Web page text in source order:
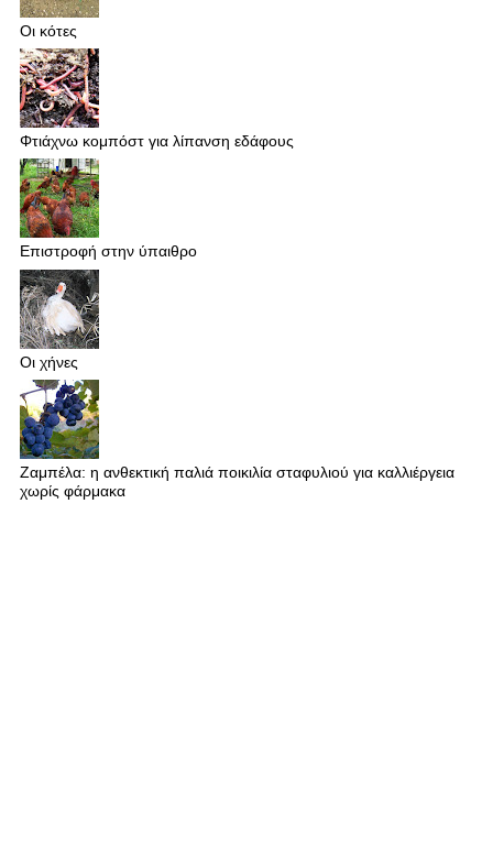
Οι κότες
Φτιάχνω κομπόστ για λίπανση εδάφους
Επιστροφή στην ύπαιθρο
Οι χήνες
Ζαμπέλα: η ανθεκτική παλιά ποικιλία σταφυλιού για καλλιέργεια
χωρίς φάρμακα